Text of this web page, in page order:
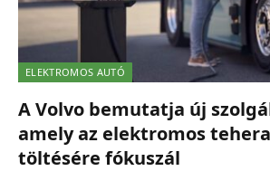
ELEKTROMOS AUTÓ
A Volvo bemutatja új
amely az elektromos
töltésére fókuszál